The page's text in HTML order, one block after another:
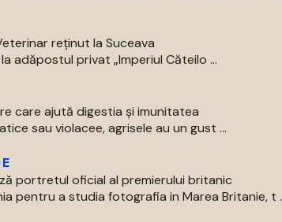
reținut la Suceava
adăpostul privat „Imperiul Căteilo ...
care ajută digestia și imunitatea
sau violacee, agrisele au un gust ...
portretul oficial al premierului britanic
pentru a studia fotografia in Marea Britanie, t